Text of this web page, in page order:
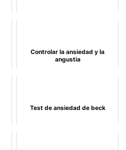
Controlar la ansiedad y la
angustia
Test de ansiedad de beck